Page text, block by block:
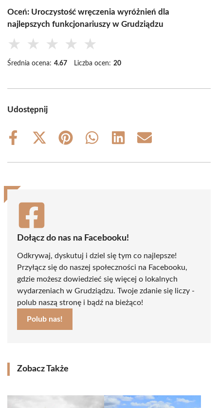
Oceń: Uroczystość wręczenia wyróżnień dla
najlepszych funkcjonariuszy w Grudziądzu
★ ★ ★ ★ ★
Średnia ocena: 4.67 Liczba ocen: 20
Udostępnij
Share
Share
(Twitter)
Share
Share
Share
Share
Dołącz do nas na Facebooku!
Odkrywaj, dyskutuj i dziel się tym co najlepsze!
Przyłącz się do naszej społeczności na Facebooku,
gdzie możesz dowiedzieć się więcej o lokalnych
wydarzeniach w Grudziądzu. Twoje zdanie się liczy -
polub naszą stronę i bądź na bieżąco!
Polub nas!
Zobacz Także